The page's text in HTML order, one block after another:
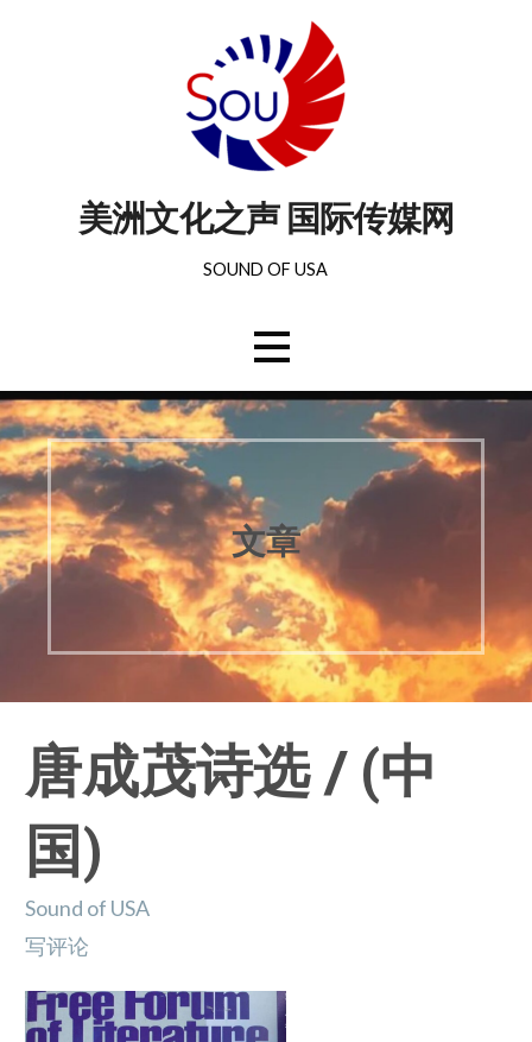
美洲文化之声 国际传媒网
SOUND OF USA
文章
唐成茂诗选 / (中
国)
Sound of USA
写评论